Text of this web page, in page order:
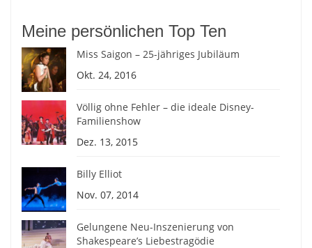
Meine persönlichen Top Ten
Miss Saigon – 25-jähriges Jubiläum
Okt. 24, 2016
Völlig ohne Fehler – die ideale Disney-
Familienshow
Dez. 13, 2015
Billy Elliot
Nov. 07, 2014
Gelungene Neu-Inszenierung von
Shakespeare’s Liebestragödie